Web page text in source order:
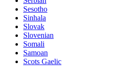
Sesotho
Sinhala
Slovak
Slovenian
Somali
Samoan
Scots Gaelic